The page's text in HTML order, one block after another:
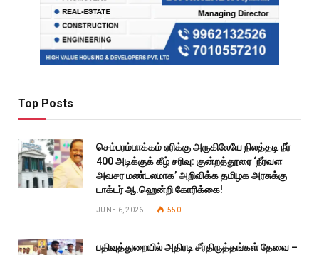
Top Posts
செம்பரம்பாக்கம் ஏரிக்கு அருகிலேயே நிலத்தடி நீர்
400 அடிக்குக் கீழ் சரிவு: குன்றத்தூரை ‘நீர்வள
அவசர மண்டலமாக’ அறிவிக்க தமிழக அரசுக்கு
டாக்டர் ஆ.ஹென்றி கோரிக்கை!
JUNE 6, 2026 550
பதிவுத்துறையில் அதிரடி சீர்திருத்தங்கள் தேவை –